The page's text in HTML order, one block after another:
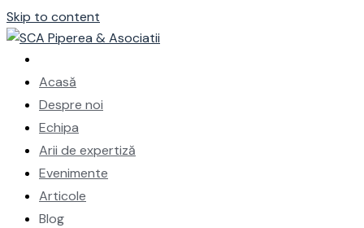
Skip to content
Acasă
Despre noi
Echipa
Arii de expertiză
Evenimente
Articole
Blog